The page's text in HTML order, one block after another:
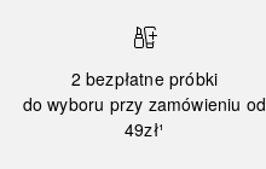
2 bezpłatne próbki
do wyboru przy zamówieniu od
49zł¹